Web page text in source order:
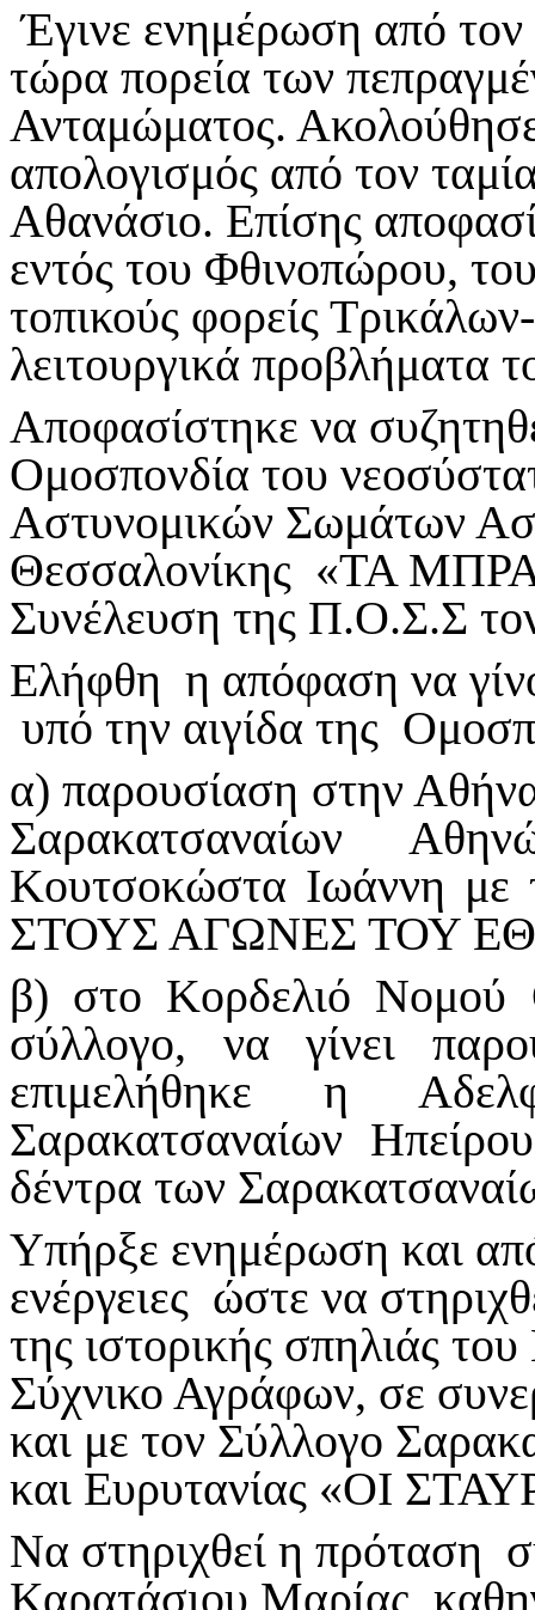
Έγινε ενημέρωση από
τώρα πορεία των
Ανταμώματος.
απολογισμός από τον
Αθανάσιο. Επίσης
εντός του Φθινοπώρου,
τοπικούς φορείς
λειτουργικά προβλήματα
Αποφασίστηκε να
Ομοσπονδία του
Αστυνομικών Σωμάτων
Θεσσαλονίκης «ΤΑ
Συνέλευση της Π.Ο.Σ.Σ
Ελήφθη η απόφαση να
υπό την αιγίδα της
α) παρουσίαση στην
Σαρακατσαναίων
Κουτσοκώστα Ιωάννη
ΣΤΟΥΣ ΑΓΩΝΕΣ ΤΟΥ
β) στο Κορδελιό Νομού
σύλλογο, να γίνει
επιμελήθηκε η
Σαρακατσαναίων
δέντρα των
Υπήρξε ενημέρωση και
ενέργειες ώστε να
της ιστορικής σπηλιάς
Σύχνικο Αγράφων, σε
και με τον Σύλλογο
και Ευρυτανίας «ΟΙ
Να στηριχθεί η πρόταση
Καρατάσιου Μαρίας,